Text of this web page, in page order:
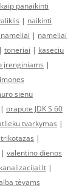
kaip panaikinti
| naikinti
| nameliai
| toneriai | kaseciu
įrenginiams |
imones
sienu
| orapute JDK S 60
tvarkymas |
|
| valentino dienos
|
tėvams